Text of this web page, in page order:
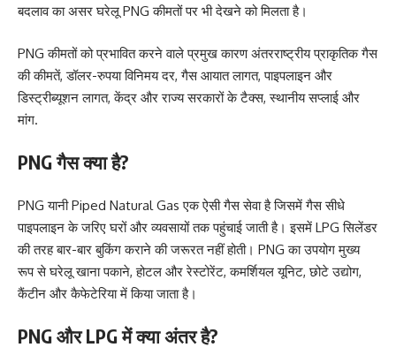
बदलाव का असर घरेलू PNG कीमतों पर भी देखने को मिलता है।
PNG कीमतों को प्रभावित करने वाले प्रमुख कारण अंतरराष्ट्रीय प्राकृतिक गैस
की कीमतें, डॉलर-रुपया विनिमय दर, गैस आयात लागत, पाइपलाइन और
डिस्ट्रीब्यूशन लागत, केंद्र और राज्य सरकारों के टैक्स, स्थानीय सप्लाई और
मांग.
PNG गैस क्या है?
PNG यानी Piped Natural Gas एक ऐसी गैस सेवा है जिसमें गैस सीधे
पाइपलाइन के जरिए घरों और व्यवसायों तक पहुंचाई जाती है। इसमें LPG सिलेंडर
की तरह बार-बार बुकिंग कराने की जरूरत नहीं होती। PNG का उपयोग मुख्य
रूप से घरेलू खाना पकाने, होटल और रेस्टोरेंट, कमर्शियल यूनिट, छोटे उद्योग,
कैंटीन और कैफेटेरिया में किया जाता है।
PNG और LPG में क्या अंतर है?